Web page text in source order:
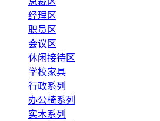
经理区
职员区
会议区
休闲接待区
学校家具
行政系列
办公椅系列
实木系列